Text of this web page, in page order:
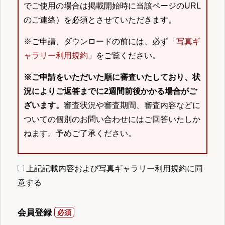
でご使用の場合は掲載開始時に当該ページのURL
のご連絡）を必須とさせていただきます。
※ご申請、ダウンロードの前には、必ず「 写真ギ
ャラリー利用規約 」をご覧ください。
※ご申請をいただいた順に審査いたしており、状
況によりご返答までに2週間前後かかる場合がご
ざいます。 審査状況や審査期間、審査内容などに
ついての個別のお問い合わせにはご回答いたしか
ねます。予めご了承ください。
上記記載内容および写真ギャラリー利用規約に同
意する
会員登録